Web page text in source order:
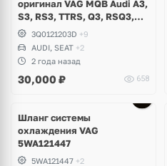
оригинал VAG MQB Audi A3,
S3, RS3, TTRS, Q3, RSQ3,
Volkswagen Tiguan 2,
Allspace, Arteon, Passat B8,
Multivan, Transporter T6,
Skoda Kodiaq, Karoq,
Superb
3Q0121203D +9
AUDI, SEAT +2
2 года назад
30,000 ₽ 658
Шланг системы
охлаждения VAG
5WA121447
5WA121447 +2